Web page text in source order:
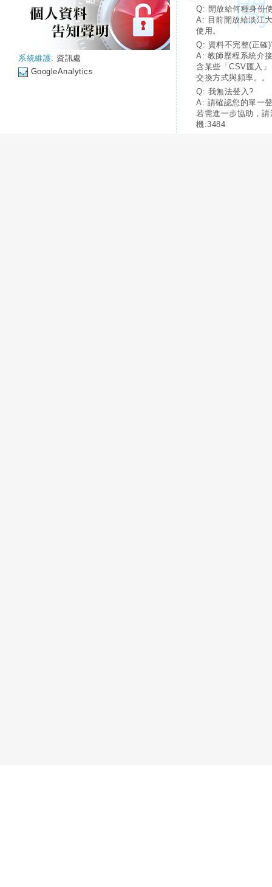
系統維護: 資訊處
GoogleAnalytics
Q: 開放給何種身份
A: 目前開放給淡江
使用。
Q: 資料不完整(正確
A: 教師歷程系統介
含某些「CSV匯入
交換方式與頻率。。
Q: 我無法登入?
A: 請確認您的單一
若需進一步協助，
機:3484